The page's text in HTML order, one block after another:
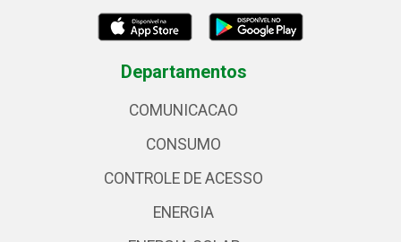
Departamentos
COMUNICACAO
CONSUMO
CONTROLE DE ACESSO
ENERGIA